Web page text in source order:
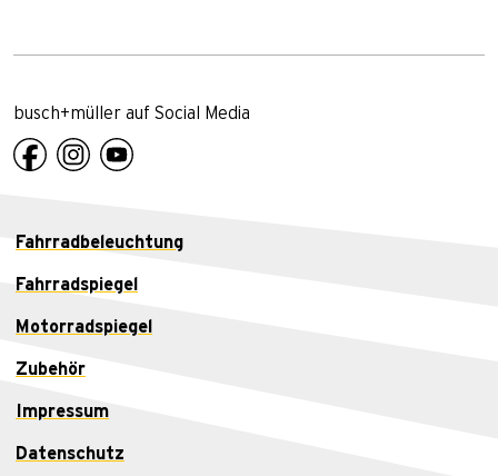
busch+müller auf Social Media
Fahrradbeleuchtung
Fahrradspiegel
Motorradspiegel
Zubehör
Impressum
Datenschutz